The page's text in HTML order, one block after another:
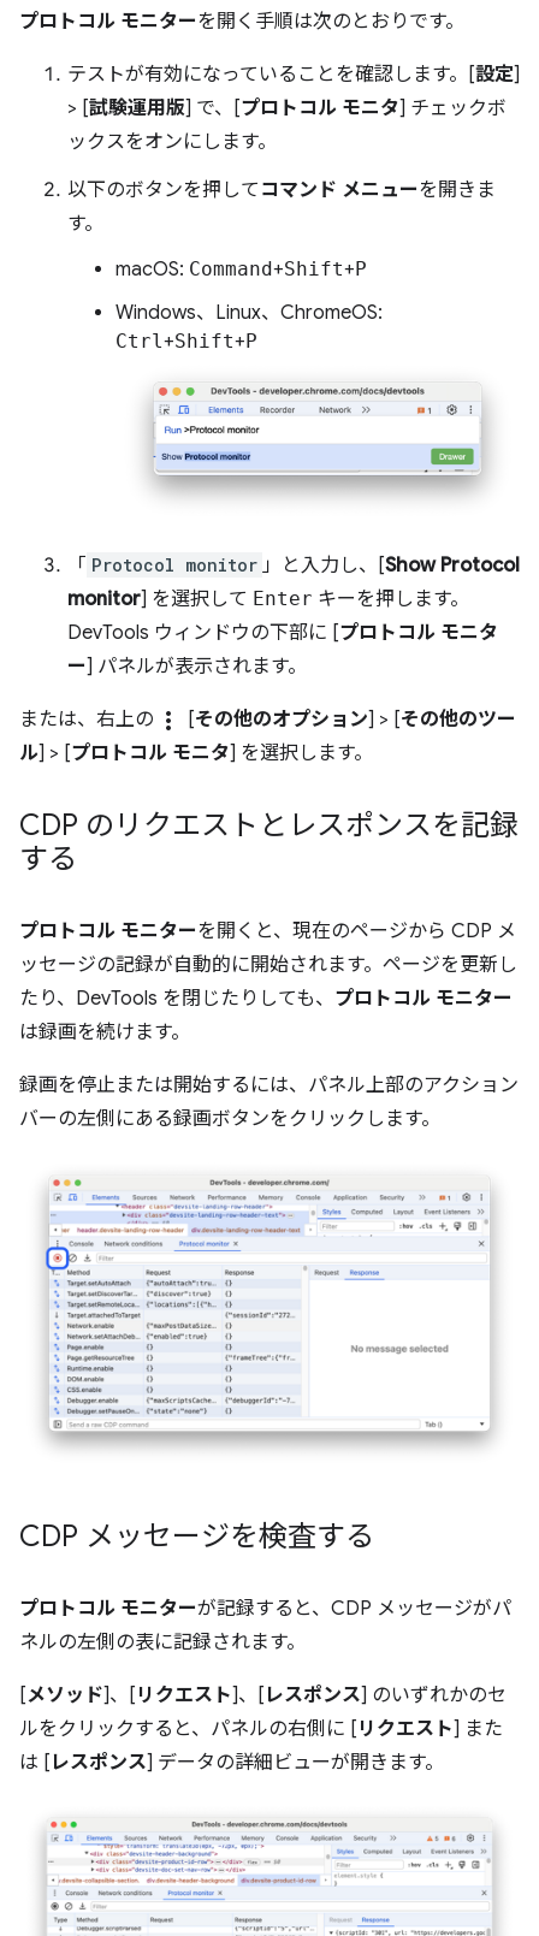
プロトコル モニターを開く手順は次のとおりです。
テストが有効になっていることを確認します。[設定]
> [試験運用版] で、[プロトコル モニタ] チェックボ
ックスをオンにします。
以下のボタンを押して コマンド メニューを開きま
す。
macOS: Command+Shift+P
Windows、Linux、ChromeOS:
Ctrl+Shift+P
「 Protocol monitor 」と入力し、[Show Protocol
monitor] を選択して Enter キーを押します。
DevTools ウィンドウの下部に [プロトコル モニタ
ー] パネルが表示されます。
または、右上の more_vert [その他のオプション] > [その他のツー
ル] > [プロトコル モニタ] を選択します。
CDP のリクエストとレスポンスを記録
する
プロトコル モニターを開くと、現在のページから CDP メ
ッセージの記録が自動的に開始されます。ページを更新し
たり、DevTools を閉じたりしても、 プロトコル モニター
は録画を続けます。
録画を停止または開始するには、パネル上部のアクション
バーの左側にある録画ボタンをクリックします。
CDP メッセージを検査する
プロトコル モニターが記録すると、CDP メッセージがパ
ネルの左側の表に記録されます。
[メソッド]、[ リクエスト]、[ レスポンス] のいずれかのセ
ルをクリックすると、パネルの右側に [ リクエスト] また
は [ レスポンス] データの詳細ビューが開きます。